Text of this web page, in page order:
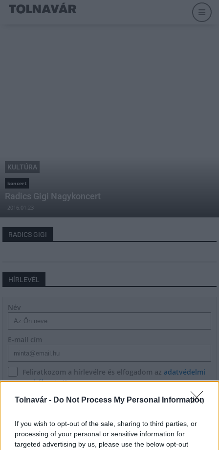
Tolnavár - Do Not Process My Personal Information
If you wish to opt-out of the sale, sharing to third parties, or
processing of your personal or sensitive information for
targeted advertising by us, please use the below opt-out
KULTÚRA
koncert
Radics Gigi Nagykoncert
2016.01.23
RADICS GIGI
HÍRLEVÉL
Név
E-mail cím
Feliratkozom a hírlevélre és elfogadom az adatvédelmi
szabályzatot!
FELIRATKOZÁS
LEGFRISSEBB